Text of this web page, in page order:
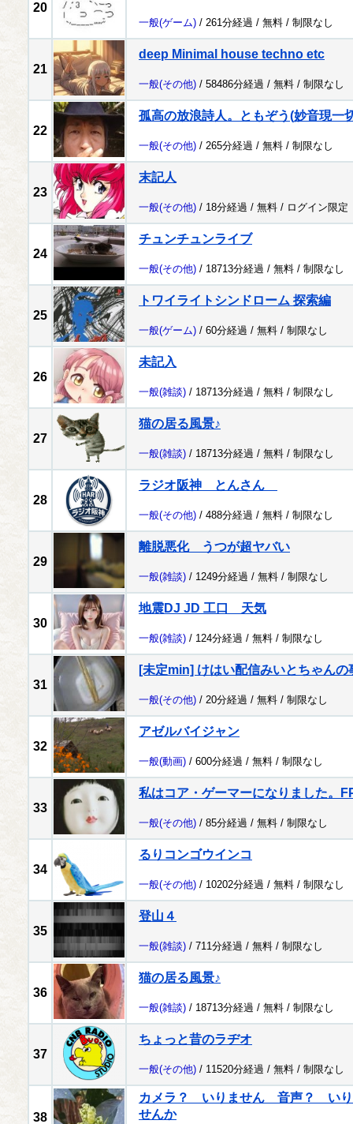
20
一般(ゲーム) / 261分経過 / 無料 / 制限なし
21
deep Minimal house techno etc
一般(その他) / 58486分経過 / 無料 / 制限なし
22
孤高の放浪詩人。ともぞう(妙音現一
一般(その他) / 265分経過 / 無料 / 制限なし
23
末記人
一般(その他) / 18分経過 / 無料 / ログイン限定
24
チュンチュンライブ
一般(その他) / 18713分経過 / 無料 / 制限なし
25
トワイライトシンドローム 探索編
一般(ゲーム) / 60分経過 / 無料 / 制限なし
26
未記入
一般(雑談) / 18713分経過 / 無料 / 制限なし
27
猫の居る風景♪
一般(雑談) / 18713分経過 / 無料 / 制限なし
28
ラジオ阪神 とんさん
一般(その他) / 488分経過 / 無料 / 制限なし
29
離脱悪化 うつが超ヤバい
一般(雑談) / 1249分経過 / 無料 / 制限なし
30
地震DJ JD 工口 天気
一般(雑談) / 124分経過 / 無料 / 制限なし
31
[未定min] けはい配信みいとちゃん
一般(その他) / 20分経過 / 無料 / 制限なし
32
アゼルバイジャン
一般(動画) / 600分経過 / 無料 / 制限なし
33
私はコア・ゲーマーになりました。
一般(その他) / 85分経過 / 無料 / 制限なし
34
るりコンゴウインコ
一般(その他) / 10202分経過 / 無料 / 制限なし
35
登山４
一般(雑談) / 711分経過 / 無料 / 制限なし
36
猫の居る風景♪
一般(雑談) / 18713分経過 / 無料 / 制限なし
37
ちょっと昔のラヂオ
一般(その他) / 11520分経過 / 無料 / 制限なし
38
カメラ？ いりません 音声？ いり
せんか